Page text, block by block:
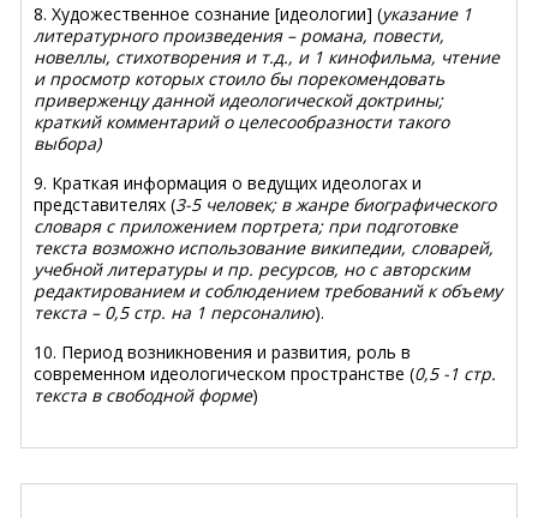
8. Художественное сознание [идеологии] (указание 1
литературного произведения – романа, повести,
новеллы, стихотворения и т.д., и 1 кинофильма, чтение
и просмотр которых стоило бы порекомендовать
приверженцу данной идеологической доктрины;
краткий комментарий о целесообразности такого
выбора)
9. Краткая информация о ведущих идеологах и
представителях (3-5 человек; в жанре биографического
словаря с приложением портрета; при подготовке
текста возможно использование википедии, словарей,
учебной литературы и пр. ресурсов, но с авторским
редактированием и соблюдением требований к объему
текста – 0,5 стр. на 1 персоналию).
10. Период возникновения и развития, роль в
современном идеологическом пространстве (0,5 -1 стр.
текста в свободной форме)